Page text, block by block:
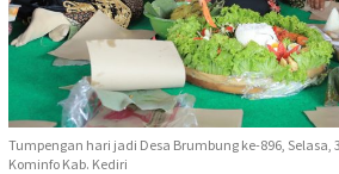
Tumpengan hari jadi Desa Brumbung ke-896, Selasa,
Kominfo Kab. Kediri